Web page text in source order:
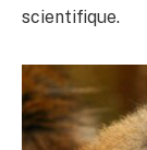
scientifique.